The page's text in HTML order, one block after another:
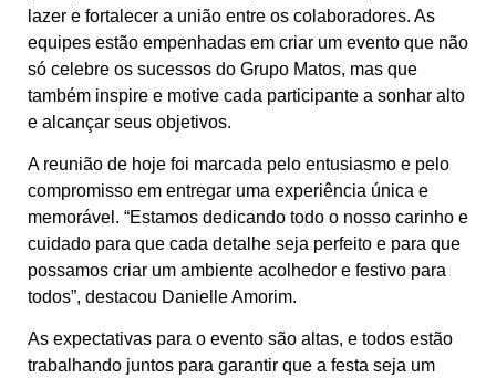
lazer e fortalecer a união entre os colaboradores. As
equipes estão empenhadas em criar um evento que não
só celebre os sucessos do Grupo Matos, mas que
também inspire e motive cada participante a sonhar alto
e alcançar seus objetivos.
A reunião de hoje foi marcada pelo entusiasmo e pelo
compromisso em entregar uma experiência única e
memorável. “Estamos dedicando todo o nosso carinho e
cuidado para que cada detalhe seja perfeito e para que
possamos criar um ambiente acolhedor e festivo para
todos”, destacou Danielle Amorim.
As expectativas para o evento são altas, e todos estão
trabalhando juntos para garantir que a festa seja um